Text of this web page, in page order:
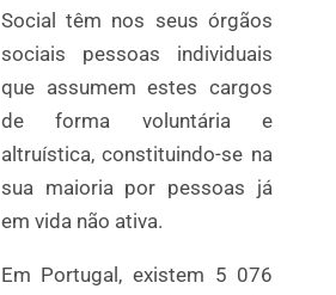
Social têm nos seus órgãos
sociais pessoas individuais
que assumem estes cargos
de forma voluntária e
altruística, constituindo-se na
sua maioria por pessoas já
em vida não ativa.
Em Portugal, existem 5 076